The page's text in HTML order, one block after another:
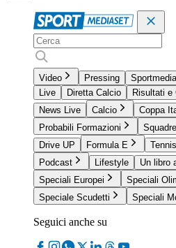
Video Pressing
Live
Diretta Calcio
Risultati e
News Live
Calcio Coppa
Probabili Formazioni
Squadre
Drive UP
Formula E Tennis
Podcast
Lifestyle
Un libro
Speciali Europei
Speciali
Speciale Scudetti
Speciali
Seguici anche su